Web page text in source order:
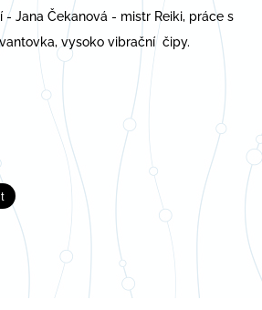
Jana Čekanová - mistr Reiki, práce s
vysoko vibrační čipy.